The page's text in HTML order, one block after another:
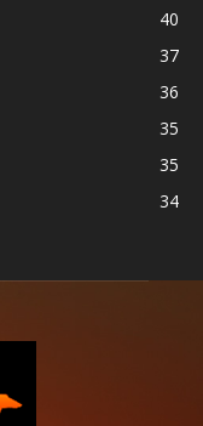
40
37
36
35
35
34